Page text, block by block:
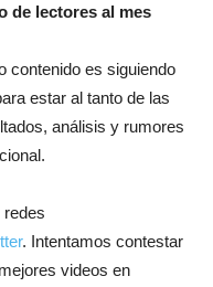
de lectores al mes
contenido es siguiendo
estar al tanto de las
análisis y rumores
. Intentamos contestar
videos en